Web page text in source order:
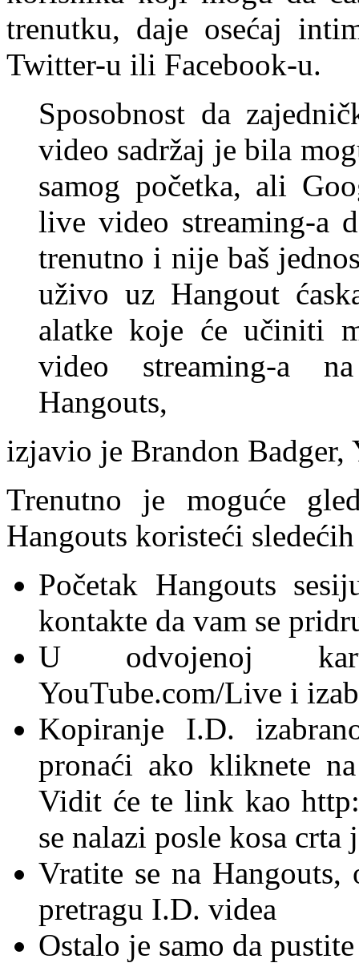
trenutku, daje osećaj
Twitter-u ili Facebook-u.
Sposobnost da
video sadržaj je bila
samog početka, ali
live video streaming-a
trenutno i nije baš
uživo uz Hangout
alatke koje će učiniti
video streaming-a
Hangouts,
izjavio je Brandon Badger,
Trenutno je moguće
Hangouts koristeći
Početak Hangouts
kontakte da vam se
U odvojenoj
YouTube.com/Live i
Kopiranje I.D.
pronaći ako kliknete
Vidit će te link kao
se nalazi posle kosa crta
Vratite se na
pretragu I.D. videa
Ostalo je samo da